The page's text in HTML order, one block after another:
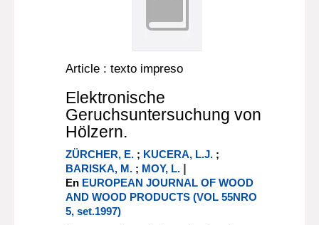
Article : texto impreso
Elektronische
Geruchsuntersuchung von
Hölzern.
ZÜRCHER, E. ; KUCERA, L.J. ;
BARISKA, M. ; MOY, L. |
En EUROPEAN JOURNAL OF WOOD
AND WOOD PRODUCTS (VOL 55NRO
5, set.1997)